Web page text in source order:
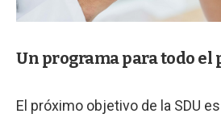
Un programa para todo el
El próximo objetivo de la SDU